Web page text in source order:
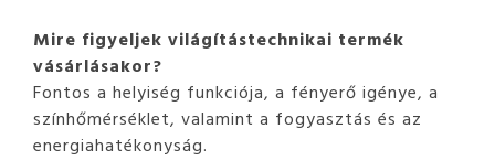
Mire figyeljek világítástechnikai termék
vásárlásakor?
Fontos a helyiség funkciója, a fényerő igénye, a
színhőmérséklet, valamint a fogyasztás és az
energiahatékonyság.